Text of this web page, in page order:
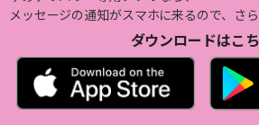
メッセージの通知がスマホに来るので、さら
ダウンロードはこ